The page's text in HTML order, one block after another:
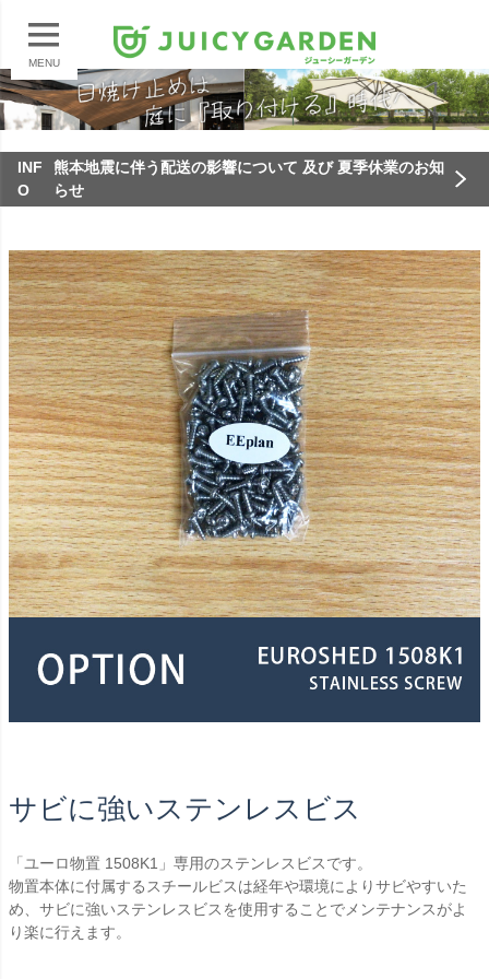
MENU
INF
O
熊本地震に伴う配送の影響について 及び 夏季休業のお知
らせ
サビに強いステンレスビス
「ユーロ物置 1508K1」専用のステンレスビスです。
物置本体に付属するスチールビスは経年や環境によりサビやすいた
め、サビに強いステンレスビスを使用することでメンテナンスがよ
り楽に行えます。